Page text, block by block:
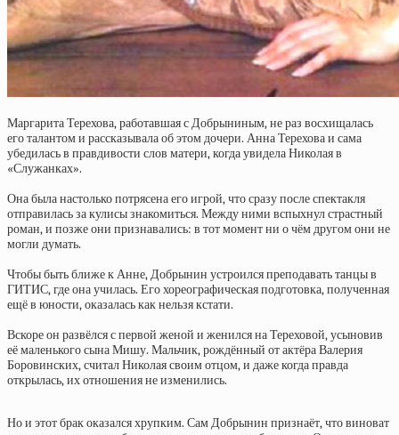
Маргарита Терехова, работавшая с Добрыниным, не раз восхищалась
его талантом и рассказывала об этом дочери. Анна Терехова и сама
убедилась в правдивости слов матери, когда увидела Николая в
«Служанках».
Она была настолько потрясена его игрой, что сразу после спектакля
отправилась за кулисы знакомиться. Между ними вспыхнул страстный
роман, и позже они признавались: в тот момент ни о чём другом они не
могли думать.
Чтобы быть ближе к Анне, Добрынин устроился преподавать танцы в
ГИТИС, где она училась. Его хореографическая подготовка, полученная
ещё в юности, оказалась как нельзя кстати.
Вскоре он развёлся с первой женой и женился на Тереховой, усыновив
её маленького сына Мишу. Мальчик, рождённый от актёра Валерия
Боровинских, считал Николая своим отцом, и даже когда правда
открылась, их отношения не изменились.
Но и этот брак оказался хрупким. Сам Добрынин признаёт, что виноват